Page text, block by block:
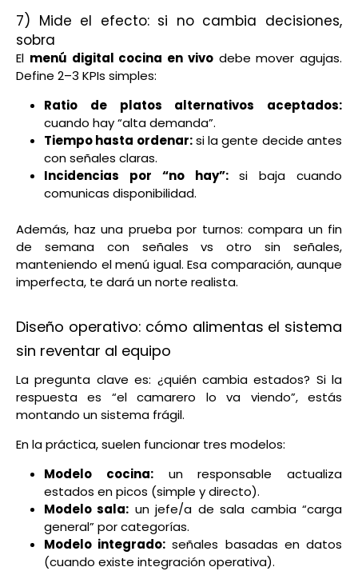
7) Mide el efecto: si no cambia decisiones,
sobra
El menú digital cocina en vivodebe mover agujas.
Define 2–3 KPIs simples:
Ratio de platos alternativos aceptados:
cuando hay “alta demanda”.
Tiempo hasta ordenar:si la gente decide antes
con señales claras.
Incidencias por “no hay”:si baja cuando
comunicas disponibilidad.
Además, haz una prueba por turnos: compara un fin
de semana con señales vs otro sin señales,
manteniendo el menú igual. Esa comparación, aunque
imperfecta, te dará un norte realista.
Diseño operativo: cómo alimentas el sistema
sin reventar al equipo
La pregunta clave es: ¿quién cambia estados? Si la
respuesta es “el camarero lo va viendo”, estás
montando un sistema frágil.
En la práctica, suelen funcionar tres modelos:
Modelo cocina:un responsable actualiza
estados en picos (simple y directo).
Modelo sala: un jefe/a de sala cambia “carga
general” por categorías.
Modelo integrado: señales basadas en datos
(cuando existe integración operativa).